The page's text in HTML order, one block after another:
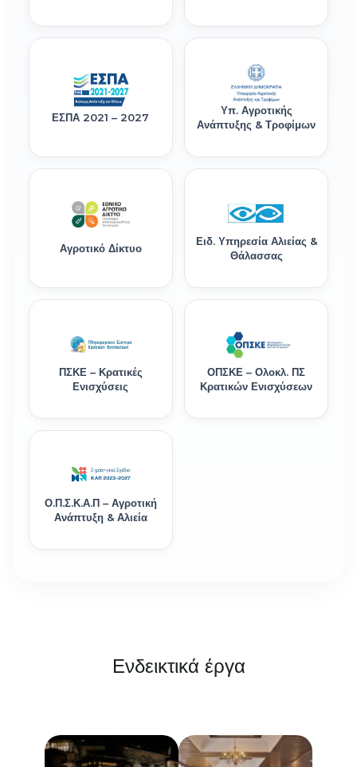
ΕΣΠΑ 2021 – 2027
Υπ. Αγροτικής
Ανάπτυξης & Τροφίμων
Αγροτικό Δίκτυο
Ειδ. Υπηρεσία Αλιείας &
Θάλασσας
ΠΣΚΕ – Κρατικές
Ενισχύσεις
ΟΠΣΚΕ – Ολοκλ. ΠΣ
Κρατικών Ενισχύσεων
Ο.Π.Σ.Κ.Α.Π – Αγροτική
Ανάπτυξη & Αλιεία
Ενδεικτικά έργα